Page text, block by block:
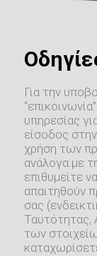
Για την
υπηρεσίας
είσοδος
χρήση των
ανάλογα με
επιθυμείτε
απαιτηθούν
σας
των